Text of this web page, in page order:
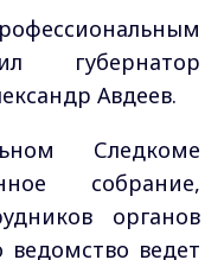
губернатор
Авдеев.
Следкоме
собрание,
органов
ведет